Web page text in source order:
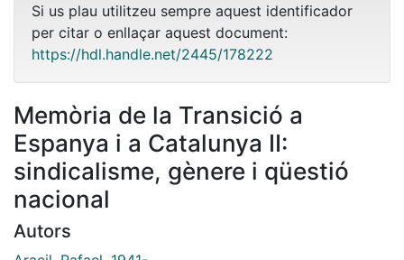
Si us plau utilitzeu sempre aquest identificador
per citar o enllaçar aquest document:
https://hdl.handle.net/2445/178222
Memòria de la Transició a
Espanya i a Catalunya II:
sindicalisme, gènere i qüestió
nacional
Autors